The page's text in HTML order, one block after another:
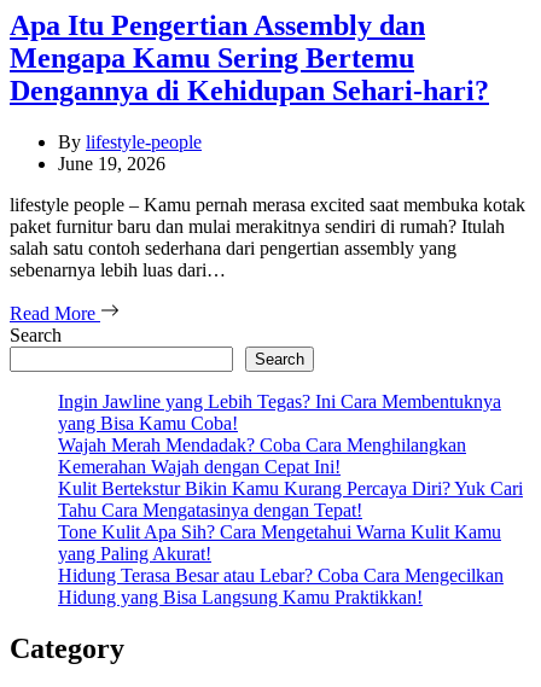
Apa Itu Pengertian Assembly dan
Mengapa Kamu Sering Bertemu
Dengannya di Kehidupan Sehari-hari?
By lifestyle-people
June 19, 2026
lifestyle people – Kamu pernah merasa excited saat membuka kotak
paket furnitur baru dan mulai merakitnya sendiri di rumah? Itulah
salah satu contoh sederhana dari pengertian assembly yang
sebenarnya lebih luas dari…
Read More
Search
Search
Ingin Jawline yang Lebih Tegas? Ini Cara Membentuknya
yang Bisa Kamu Coba!
Wajah Merah Mendadak? Coba Cara Menghilangkan
Kemerahan Wajah dengan Cepat Ini!
Kulit Bertekstur Bikin Kamu Kurang Percaya Diri? Yuk Cari
Tahu Cara Mengatasinya dengan Tepat!
Tone Kulit Apa Sih? Cara Mengetahui Warna Kulit Kamu
yang Paling Akurat!
Hidung Terasa Besar atau Lebar? Coba Cara Mengecilkan
Hidung yang Bisa Langsung Kamu Praktikkan!
Category